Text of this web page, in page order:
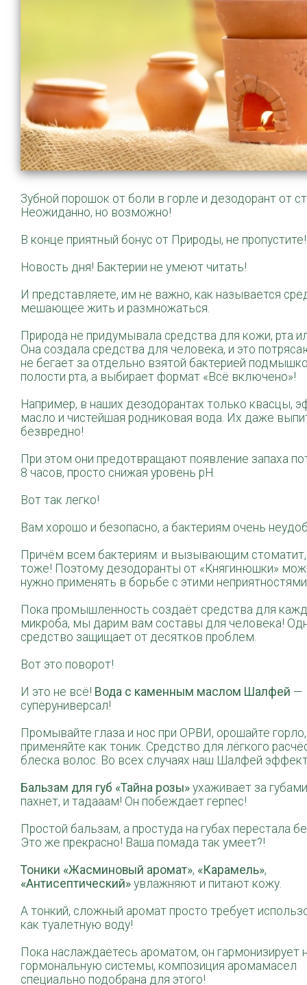
Зубной порошок от боли в горле и дезодорант от
Неожиданно, но возможно!
В конце приятный бонус от Природы, не пропустите!
Новость дня! Бактерии не умеют читать!
И представляете, им не важно, как называется
мешающее жить и размножаться.
Природа не придумывала средства для кожи, рта
Она создала средства для человека, и это
не бегает за отдельно взятой бактерией
полости рта, а выбирает формат «Всё включено»!
Например, в наших дезодорантах только квасцы,
масло и чистейшая родниковая вода. Их даже
безвредно!
При этом они предотвращают появление запаха
8 часов, просто снижая уровень рН.
Вот так легко!
Вам хорошо и безопасно, а бактериям очень
Причём всем бактериям: и вызывающим стоматит,
тоже! Поэтому дезодоранты от « Княгинюшки»
нужно применять в борьбе с этими
Пока промышленность создаёт средства для
микроба, мы дарим вам составы для человека!
средство защищает от десятков проблем.
Вот это поворот!
И это не всё! Вода с каменным маслом Шалфей —
суперуниверсал!
Промывайте глаза и нос при ОРВИ, орошайте горло,
применяйте как тоник. Средство для лёгкого
блеска волос. Во всех случаях наш Шалфей
Бальзам для губ «Тайна розы» ухаживает за
пахнет, и тадааам! Он побеждает герпес!
Простой бальзам, а простуда на губах перестала
Это же прекрасно! Ваша помада так умеет?!
Тоники «Жасминовый аромат», «Карамель»,
«Антисептический» увлажняют и питают кожу.
А тонкий, сложный аромат просто требует
как туалетную воду!
Пока наслаждаетесь ароматом, он гармонизирует
гормональную системы, композиция аромамасел
специально подобрана для этого!